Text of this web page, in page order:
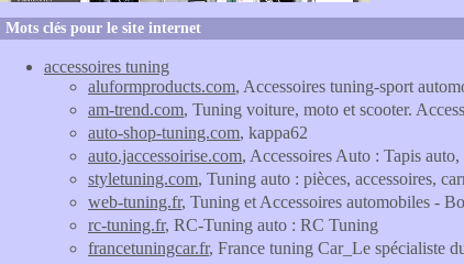
Mots clés pour le site internet
accessoires tuning
aluformproducts.com, Accessoires tuning-sport
am-trend.com, Tuning voiture, moto et scooter.
auto-shop-tuning.com, kappa62
auto.jaccessoirise.com, Accessoires Auto : Tapis
styletuning.com, Tuning auto : pièces, accessoires,
web-tuning.fr, Tuning et Accessoires automobiles -
rc-tuning.fr, RC-Tuning auto : RC Tuning
francetuningcar.fr, France tuning Car_Le spécialiste